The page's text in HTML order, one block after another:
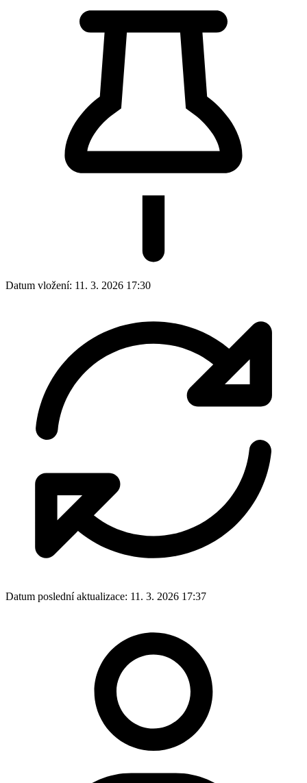
Datum vložení: 11. 3. 2026 17:30
Datum poslední aktualizace: 11. 3. 2026 17:37